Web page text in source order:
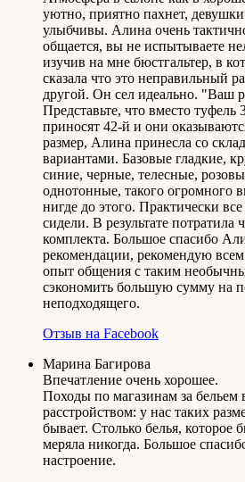
уютно, приятно пахнет,
улыбчивы. Алина очень
общается, вы не испытываете
изучив на мне бюстгальтер, в
сказала что это неправильный
другой. Он сел идеально. "Ваш
Представьте, что вместо туфель
приносят 42-й и они
размер, Алина принесла со
вариантами. Базовые гладкие,
синие, черные, телесные,
однотонные, такого огромного
нигде до этого. Практически
сидели. В результате потратила
комплекта. Большое спасибо
рекомендации, рекомендую
опыт общения с таким
сэкономить большую сумму на
неподходящего.
Отзыв на Facebook
Марина Багирова
Впечатление очень хорошее.
Походы по магазинам за бельем
расстройством: у нас таких
бывает. Столько белья, которое
меряла никогда. Большое
настроение.